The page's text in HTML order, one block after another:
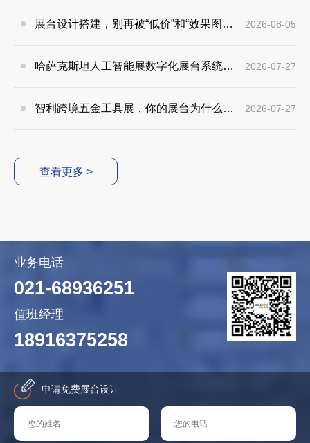
展台设计搭建，别再被“低价”和“效果图”骗了——一个苏丹市场参与者的真实观察 2026-08-05
哈萨克斯坦人工智能展数字化展台系统调试现场实录：别让炫酷方案，折在中亚展馆最后一公里 2026-07-27
智利跨境五金工具展，你的展台为什么总是“撑不过三天”？ 2026-07-27
查看更多 >
业务电话
021-68936251
值班经理
18916375258
申请免费展台设计